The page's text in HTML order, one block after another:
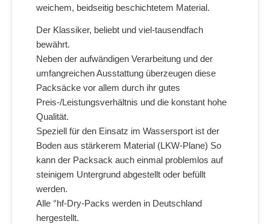
weichem, beidseitig beschichtetem Material.
Der Klassiker, beliebt und viel-tausendfach
bewährt.
Neben der aufwändigen Verarbeitung und der
umfangreichen Ausstattung überzeugen diese
Packsäcke vor allem durch ihr gutes
Preis-/Leistungsverhältnis und die konstant hohe
Qualität.
Speziell für den Einsatz im Wassersport ist der
Boden aus stärkerem Material (LKW-Plane) So
kann der Packsack auch einmal problemlos auf
steinigem Untergrund abgestellt oder befüllt
werden.
Alle °hf-Dry-Packs werden in Deutschland
hergestellt.